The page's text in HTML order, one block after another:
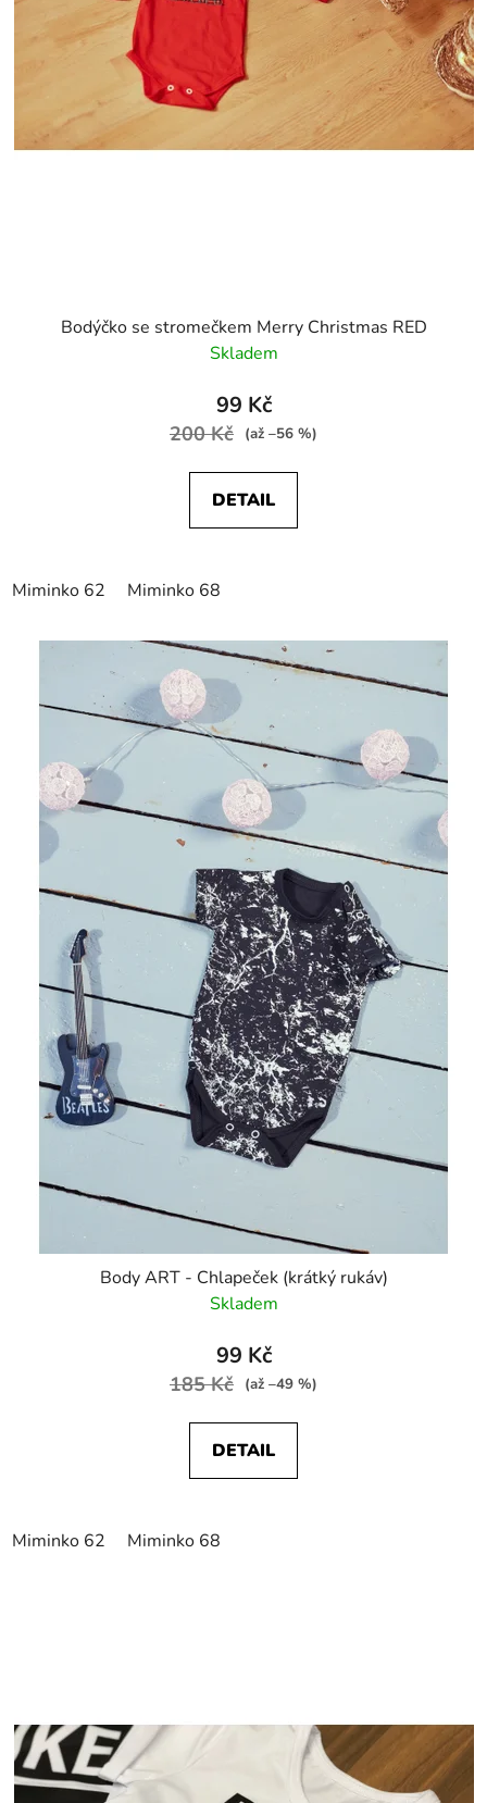
Bodýčko se stromečkem Merry Christmas RED
Skladem
99 Kč
200 Kč (až –56 %)
DETAIL
Miminko 62 Miminko 68
Body ART - Chlapeček (krátký rukáv)
Skladem
99 Kč
185 Kč (až –49 %)
DETAIL
Miminko 62 Miminko 68